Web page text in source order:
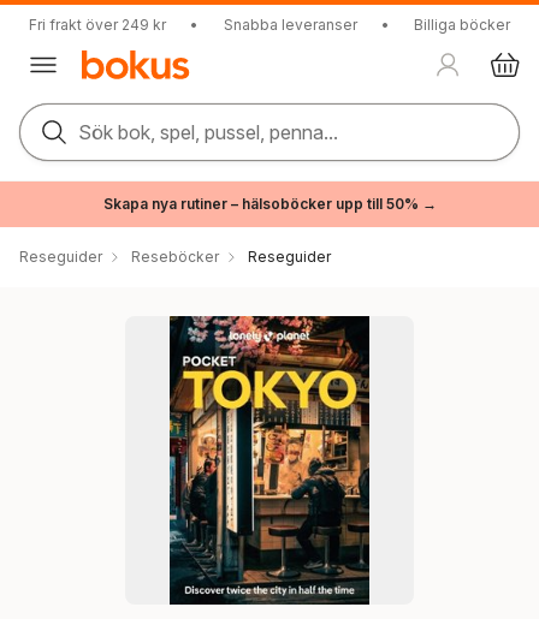
Fri frakt över 249 kr • Snabba leveranser • Billiga böcker
Sök bok, spel, pussel, penna...
Skapa nya rutiner – hälsoböcker upp till 50% →
Reseguider Reseböcker Reseguider